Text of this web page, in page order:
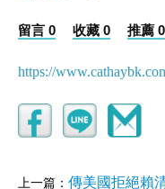
留言 0 收藏 0 推薦 0
https://
上一篇： 傳美國拒絕賴